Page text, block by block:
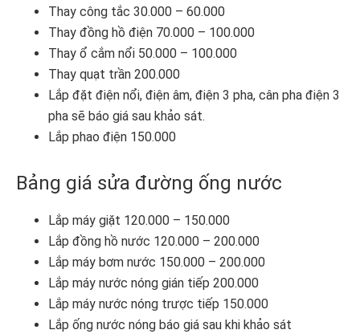
Thay công tắc 30.000 – 60.000
Thay đồng hồ điện 70.000 – 100.000
Thay ổ cắm nổi 50.000 – 100.000
Thay quạt trần 200.000
Lắp đặt điện nổi, điện âm, điện 3 pha, cân pha điện 3
pha sẽ báo giá sau khảo sát.
Lắp phao điện 150.000
Bảng giá sửa đường ống nước
Lắp máy giặt 120.000 – 150.000
Lắp đồng hồ nước 120.000 – 200.000
Lắp máy bơm nước 150.000 – 200.000
Lắp máy nước nóng gián tiếp 200.000
Lắp máy nước nóng trược tiếp 150.000
Lắp ống nước nóng báo giá sau khi khảo sát